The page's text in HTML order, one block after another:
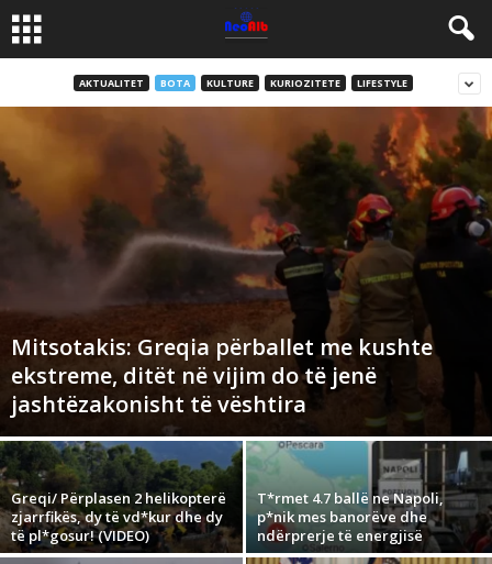
AKTUALITET BOTA KULTURE KURIOZITETE LIFESTYLE
Mitsotakis: Greqia përballet me kushte
ekstreme, ditët në vijim do të jenë
jashtëzakonisht të vështira
Greqi/ Përplasen 2 helikopterë
zjarrfikës, dy të vd*kur dhe dy
të pl*gosur! (VIDEO)
T*rmet 4.7 ballë ne Napoli,
p*nik mes banorëve dhe
ndërprerje të energjisë